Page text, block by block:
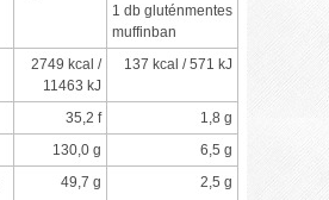
1 db gluténmentes
muffinban
2749 kcal /
11463 kJ
137 kcal / 571 kJ
35,2 f
1,8 g
130,0 g
6,5 g
49,7 g 2,5 g